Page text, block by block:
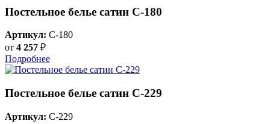
Постельное белье сатин С-180
Артикул: C-180
от 4 257 ₽
Подробнее
Постельное белье сатин С-229
Артикул: C-229